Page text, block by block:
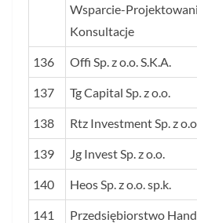
Wsparcie-
Konsultacje
136 Offi Sp. z o.o. S.K.A.
137 Tg Capital Sp. z o.o.
138 Rtz Investment Sp. z
139 Jg Invest Sp. z o.o.
140 Heos Sp. z o.o. sp.k.
141
Przedsiębiorstwo